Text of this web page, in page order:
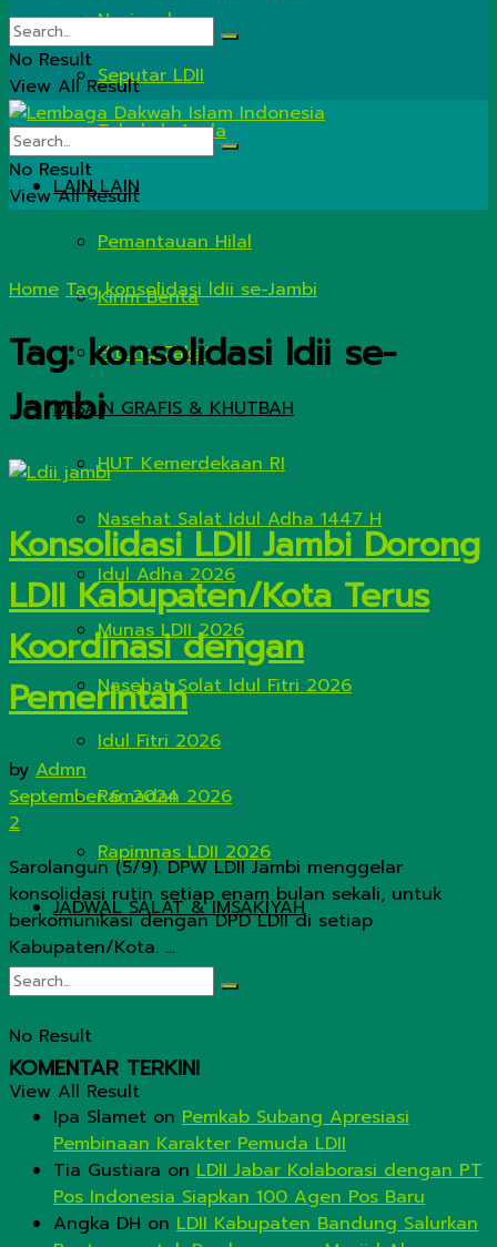
Nasional
Seputar LDII
Tahukah Anda
LAIN LAIN
Pemantauan Hilal
Kirim Berita
Hitung Zakat
DESAIN GRAFIS & KHUTBAH
HUT Kemerdekaan RI
Nasehat Salat Idul Adha 1447 H
Idul Adha 2026
Munas LDII 2026
Nasehat Solat Idul Fitri 2026
Idul Fitri 2026
Ramadan 2026
Rapimnas LDII 2026
JADWAL SALAT & IMSAKIYAH
No Result
View All Result
No Result
View All Result
No Result
View All Result
Home Tag konsolidasi ldii se-Jambi
Tag:konsolidasi ldii se-
Jambi
Konsolidasi LDII Jambi Dorong
LDII Kabupaten/Kota Terus
Koordinasi dengan
Pemerintah
by Admn
September 6, 2024
2
Sarolangun (5/9). DPW LDII Jambi menggelar
konsolidasi rutin setiap enam bulan sekali, untuk
berkomunikasi dengan DPD LDII di setiap
Kabupaten/Kota. ...
KOMENTAR TERKINI
Ipa Slamet on Pemkab Subang Apresiasi
Pembinaan Karakter Pemuda LDII
Tia Gustiara on LDII Jabar Kolaborasi dengan PT
Pos Indonesia Siapkan 100 Agen Pos Baru
Angka DH on LDII Kabupaten Bandung Salurkan